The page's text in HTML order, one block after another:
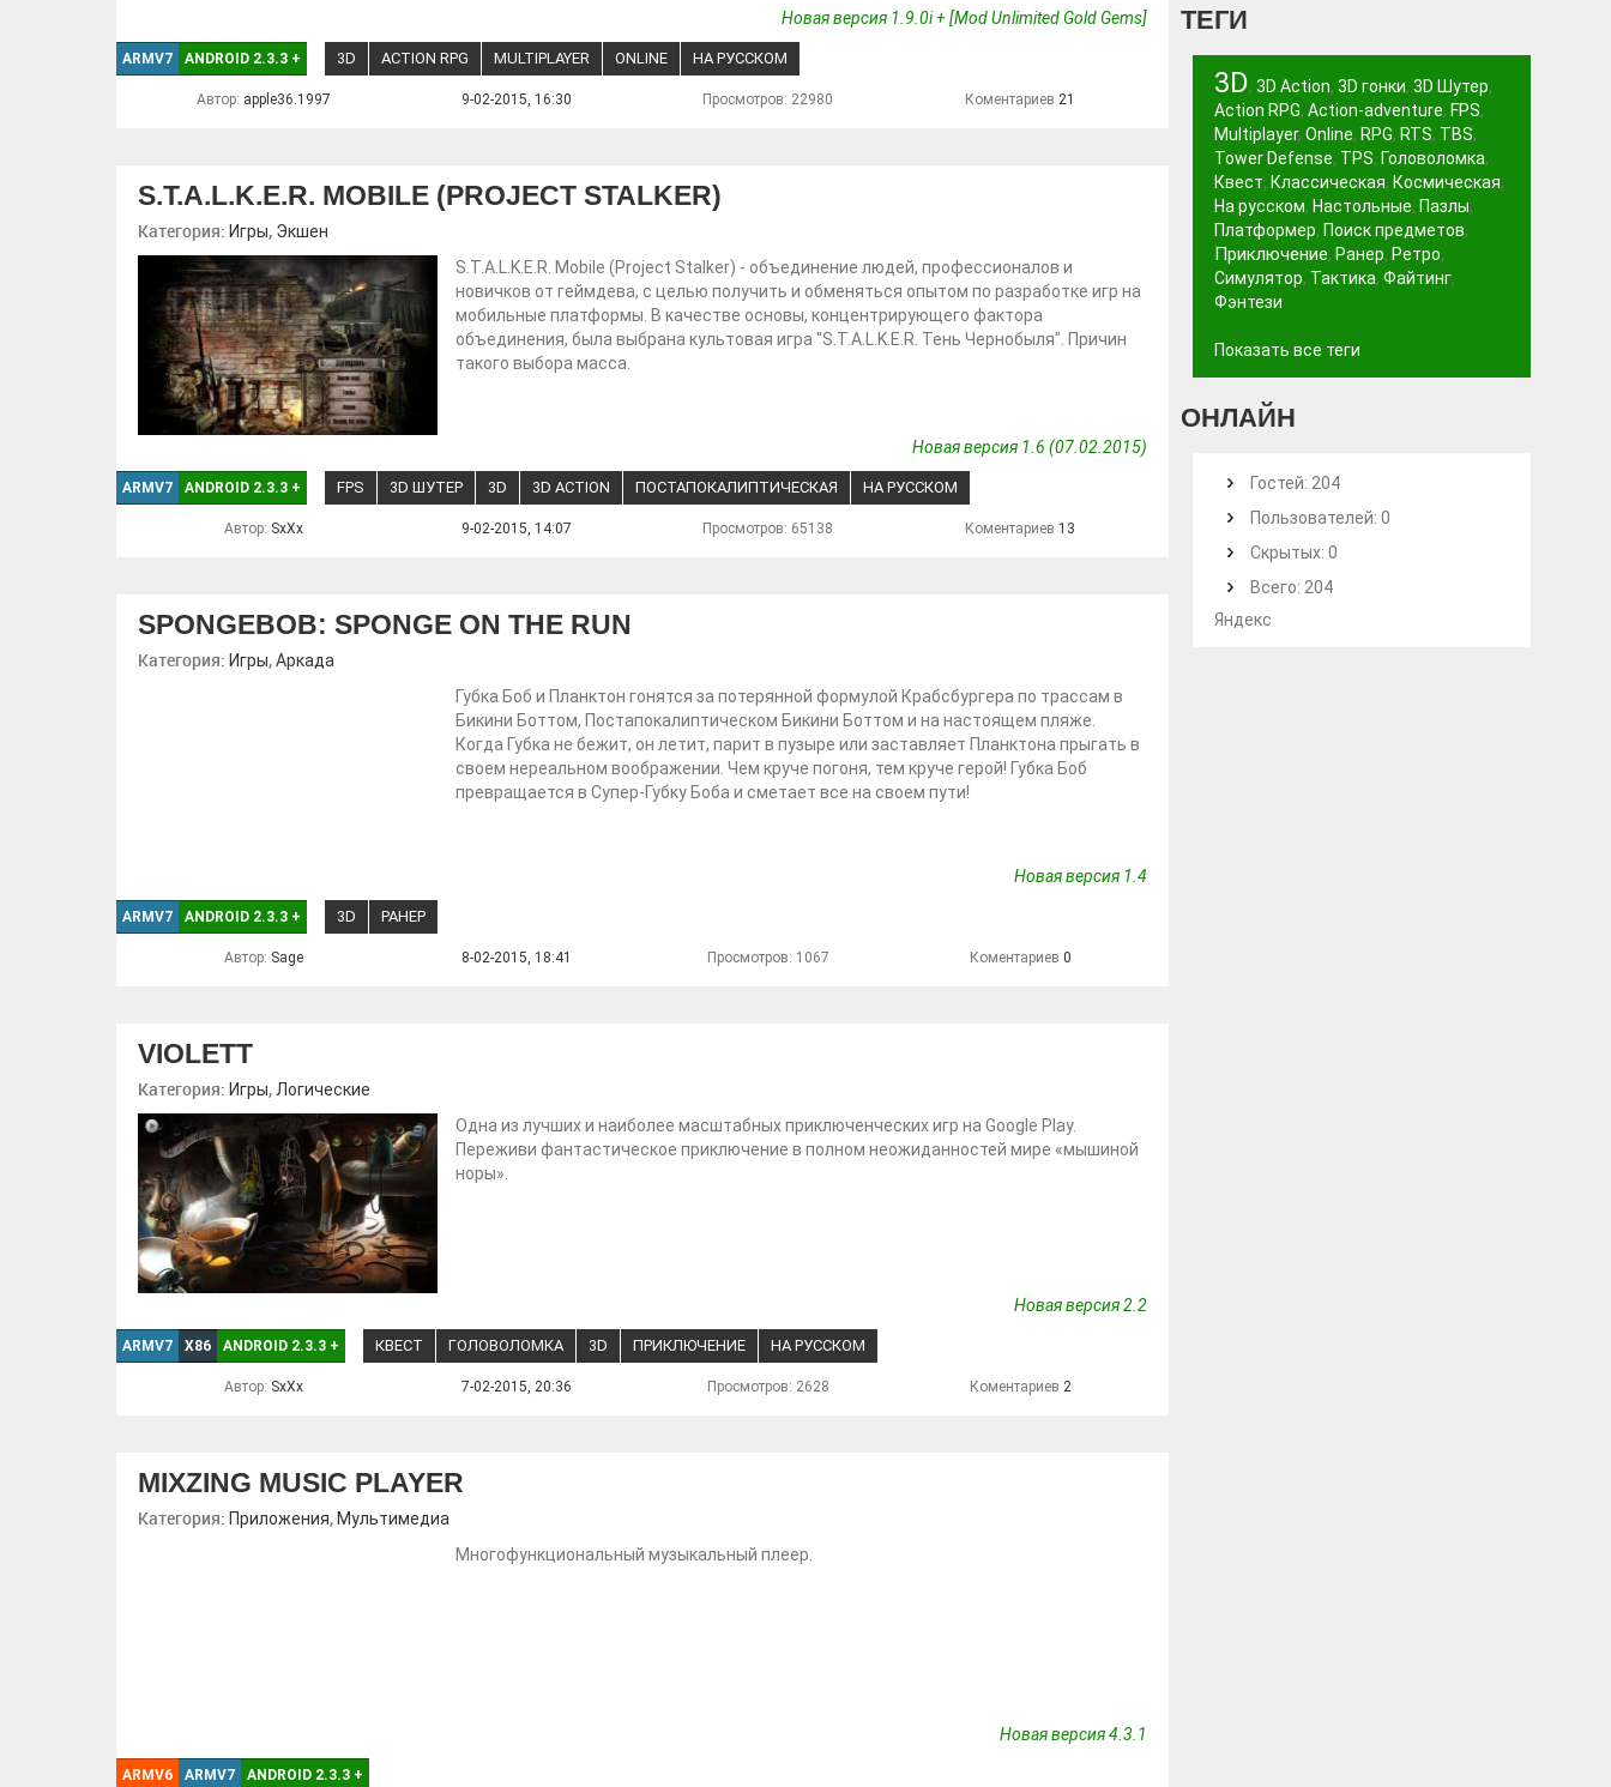
Новая версия 1.9.0i + [Mod Unlimited Gold Gems]
ARMV7 ANDROID 2.3.3 + 3D ACTION RPG MULTIPLAYER ONLINE НА РУССКОМ
Автор: apple36.1997 9-02-2015, 16:30 Просмотров: 22980 Коментариев21
S.T.A.L.K.E.R. MOBILE (PROJECT STALKER)
Категория: Игры, Экшен
S.T.A.L.K.E.R. Mobile (Project Stalker) - объединение людей, профессионалов и
новичков от геймдева, с целью получить и обменяться опытом по разработке игр на
мобильные платформы. В качестве основы, концентрирующего фактора
объединения, была выбрана культовая игра "S.T.A.L.K.E.R. Тень Чернобыля". Причин
такого выбора масса.
Новая версия 1.6 (07.02.2015)
ARMV7 ANDROID 2.3.3 + FPS 3D ШУТЕР 3D 3D ACTION ПОСТАПОКАЛИПТИЧЕСКАЯ НА РУССКОМ
Автор: SxXx 9-02-2015, 14:07 Просмотров: 65138 Коментариев 13
SPONGEBOB: SPONGE ON THE RUN
Категория: Игры,Аркада
Губка Боб и Планктон гонятся за потерянной формулой Крабсбургера по трассам в
Бикини Боттом, Постапокалиптическом Бикини Боттом и на настоящем пляже.
Когда Губка не бежит, он летит, парит в пузыре или заставляет Планктона прыгать в
своем нереальном воображении. Чем круче погоня, тем круче герой! Губка Боб
превращается в Супер-Губку Боба и сметает все на своем пути!
Новая версия 1.4
ARMV7 ANDROID 2.3.3 + 3D РАНЕР
Автор: Sage 8-02-2015, 18:41 Просмотров: 1067 Коментариев 0
VIOLETT
Категория: Игры, Логические
Одна из лучших и наиболее масштабных приключенческих игр на Google Play.
Переживи фантастическое приключение в полном неожиданностей мире «мышиной
норы».
Новая версия 2.2
ARMV7 X86 ANDROID 2.3.3 + КВЕСТ ГОЛОВОЛОМКА 3D ПРИКЛЮЧЕНИЕ НА РУССКОМ
Автор: SxXx 7-02-2015, 20:36 Просмотров: 2628 Коментариев 2
MIXZING MUSIC PLAYER
Категория: Приложения, Мультимедиа
Многофункциональный музыкальный плеер.
Новая версия 4.3.1
ARMV6 ARMV7 ANDROID 2.3.3 +
ТЕГИ
3D, 3D Action, 3D гонки, 3D Шутер,
Action RPG, Action-adventure, FPS,
Multiplayer, Online, RPG, RTS, TBS,
Tower Defense, TPS, Головоломка,
Квест, Классическая, Космическая,
На русском, Настольные, Пазлы,
Платформер, Поиск предметов,
Приключение, Ранер, Ретро,
Симулятор, Тактика, Файтинг,
Фэнтези
Показать все теги
ОНЛАЙН
Гостей: 204
Пользователей: 0
Скрытых: 0
Всего: 204
Яндекс